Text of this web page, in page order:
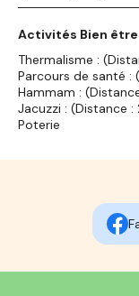
Activités Bien être
Thermalisme :
Parcours de santé :
Hammam :
Jacuzzi : (Distance :
Poterie